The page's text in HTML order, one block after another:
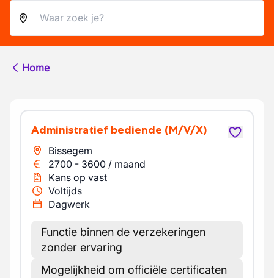
Home
Administratief bediende (M/V/X)
Bissegem
2700 - 3600 / maand
Kans op vast
Voltijds
Dagwerk
Functie binnen de verzekeringen
zonder ervaring
Mogelijkheid om officiële certificaten